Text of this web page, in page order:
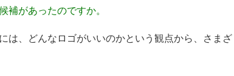
補があったのですか。
は、どんなロゴがいいのかという観点から、さまざ